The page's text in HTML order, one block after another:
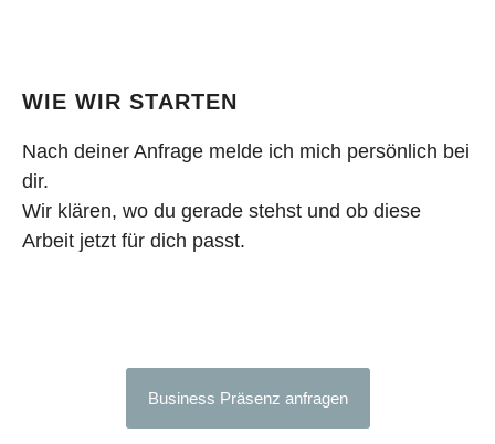
WIE WIR STARTEN
Nach deiner Anfrage melde ich mich persönlich bei
dir.
Wir klären, wo du gerade stehst und ob diese
Arbeit jetzt für dich passt.
Business Präsenz anfragen